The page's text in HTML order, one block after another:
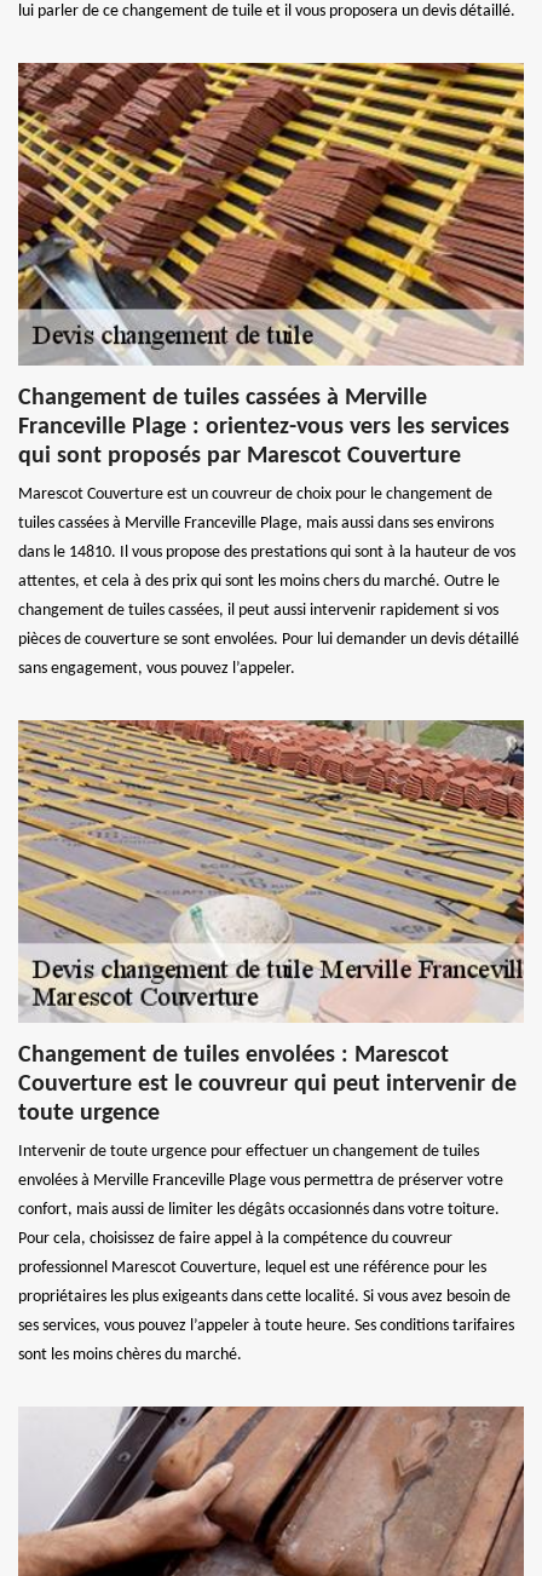
lui parler de ce changement de tuile et il vous proposera un devis détaillé.
Changement de tuiles cassées à Merville
Franceville Plage : orientez-vous vers les services
qui sont proposés par Marescot Couverture
Marescot Couverture est un couvreur de choix pour le changement de
tuiles cassées à Merville Franceville Plage, mais aussi dans ses environs
dans le 14810. Il vous propose des prestations qui sont à la hauteur de vos
attentes, et cela à des prix qui sont les moins chers du marché. Outre le
changement de tuiles cassées, il peut aussi intervenir rapidement si vos
pièces de couverture se sont envolées. Pour lui demander un devis détaillé
sans engagement, vous pouvez l’appeler.
Changement de tuiles envolées : Marescot
Couverture est le couvreur qui peut intervenir de
toute urgence
Intervenir de toute urgence pour effectuer un changement de tuiles
envolées à Merville Franceville Plage vous permettra de préserver votre
confort, mais aussi de limiter les dégâts occasionnés dans votre toiture.
Pour cela, choisissez de faire appel à la compétence du couvreur
professionnel Marescot Couverture, lequel est une référence pour les
propriétaires les plus exigeants dans cette localité. Si vous avez besoin de
ses services, vous pouvez l’appeler à toute heure. Ses conditions tarifaires
sont les moins chères du marché.